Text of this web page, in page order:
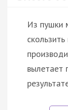
Из пушки
вылетает